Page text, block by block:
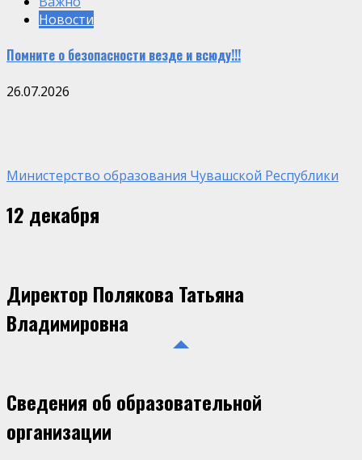
Новости
Помните о безопасности везде и всюду!!!
26.07.2026
Министерство образования Чувашской Республики
12 декабря
Директор Полякова Татьяна
Владимировна
Сведения об образовательной
организации